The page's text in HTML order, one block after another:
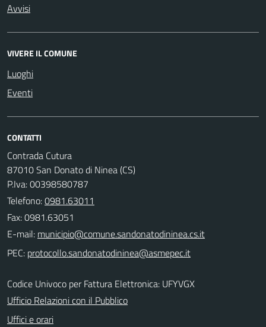
Avvisi
VIVERE IL COMUNE
Luoghi
Eventi
CONTATTI
Contrada Cutura
87010 San Donato di Ninea (CS)
P.Iva: 00398580787
Telefono:0981.63011
Fax: 0981.63051
E-mail:
PEC:
Codice Univoco per Fattura Elettronica: UFYVGX
Ufficio Relazioni con il Pubblico
Uffici e orari